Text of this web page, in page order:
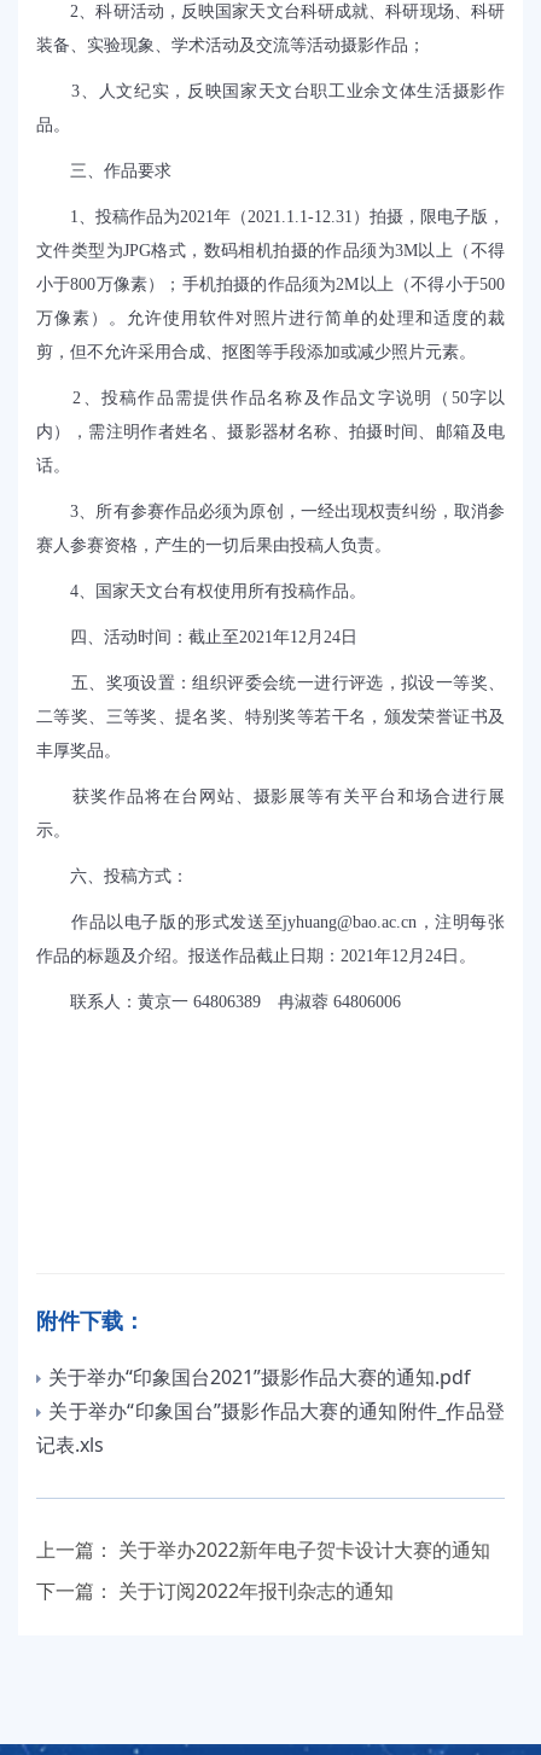
2、科研活动，反映国家天文台科研成就、科研现场、科研
装备、实验现象、学术活动及交流等活动摄影作品；
3、人文纪实，反映国家天文台职工业余文体生活摄影作
品。
三、作品要求
1、投稿作品为2021年（2021.1.1-12.31 ）拍摄，限电子版，
文件类型为JPG格式，数码相机拍摄的作品须为3M以上（不得
小于800万像素）；手机拍摄的作品须为2M 以上（不得小于500
万像素）。允许使用软件对照片进行简单的处理和适度的裁
剪，但不允许采用合成、抠图等手段添加或减少照片元素。
2 、投稿作品需提供作品名称及作品文字说明（ 50字以
内），需注明作者姓名、摄影器材名称、拍摄时间、邮箱及电
话。
3、所有参赛作品必须为原创，一经出现权责纠纷，取消参
赛人参赛资格，产生的一切后果由投稿人负责。
4、 国家天文台有权使用所有投稿作品。
四、活动时间： 截止至2021年12月24日
五、奖项设置：组织评委会统一进行评选，拟设一等奖、
二等奖、三等奖、提名奖、特别奖等若干名，颁发荣誉证书及
丰厚奖品。
获奖作品将在台网站、摄影展等有关平台和场合进行展
示。
六、投稿方式：
作品以电子版的形式发送至jyhuang@bao.ac.cn ，注明每张
作品的标题及介绍。报送作品截止日期： 2021年12月24日。
联系人：黄京一 64806389 冉淑蓉 64806006
附件下载：
关于举办“印象国台2021”摄影作品大赛的通知.pdf
关于举办“印象国台”摄影作品大赛的通知附件_作品登
记表.xls
上一篇： 关于举办2022新年电子贺卡设计大赛的通知
下一篇： 关于订阅2022年报刊杂志的通知